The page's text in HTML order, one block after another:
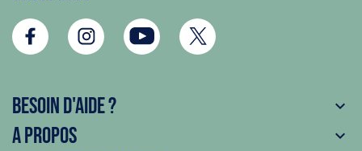
Besoin d'aide ? 
A propos 